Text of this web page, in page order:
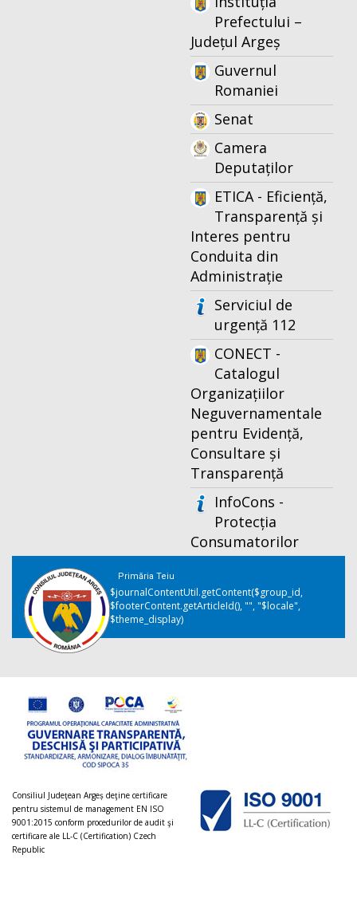
Prefectului –
Județul Argeș
Guvernul
Romaniei
Senat
Camera
Deputaților
ETICA - Eficiență,
Transparență și
Interes pentru
Conduita din
Administrație
Serviciul de
urgență 112
CONECT -
Catalogul
Organizațiilor
Neguvernamentale
pentru Evidență,
Consultare și
Transparență
InfoCons -
Protecția
Consumatorilor
Primăria Teiu
$journalContentUtil.getContent($group_id,
$footerContent.getArticleId(), "", "$locale",
$theme_display)
Consiliul Judeţean Argeș deţine certificare
pentru sistemul de management EN ISO
9001:2015 conform procedurilor de audit şi
certificare ale LL-C (Certification) Czech
Republic